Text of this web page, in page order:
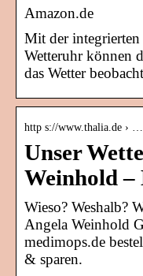
Amazon.de
Mit der
Wetteruhr können
das Wetter
http s://www.thalia.de ›
Unser
Weinhold –
Wieso? Weshalb?
Angela Weinhold
medimops.de
& sparen.